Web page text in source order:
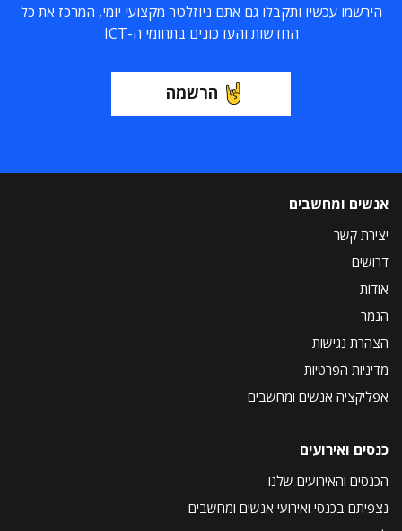
הירשמו עכשיו ותקבלו גם אתם ניוזלטר מקצועי יומי, המרכז את כל
החדשות והעדכונים בתחומי ה-ICT
הרשמה
אנשים ומחשבים
יצירת קשר
דרושים
אודות
הנמר
הצהרת נגישות
מדיניות הפרטיות
אפליקציה אנשים ומחשבים
כנסים ואירועים
הכנסים והאירועים שלנו
נצפיתם בכנסי ואירועי אנשים ומחשבים